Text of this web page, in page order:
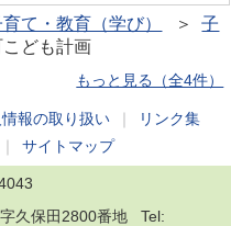
て・教育（学び） ＞子
ども計画
もっと見る（全4件）
報の取り扱い
リンク集
サイトマップ
久保田2800番地 Tel: